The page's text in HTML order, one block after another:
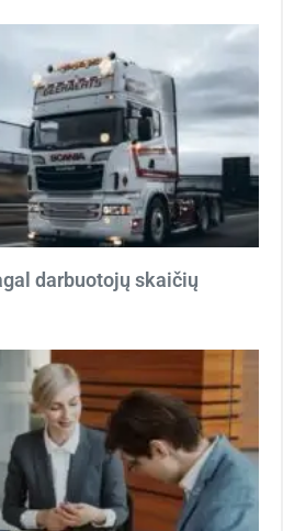
darbuotojų skaičių